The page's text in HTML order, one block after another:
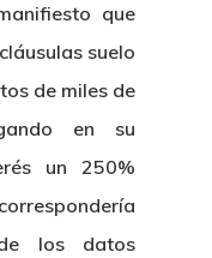
que
suelo
de miles de
en su
un 250%
los datos